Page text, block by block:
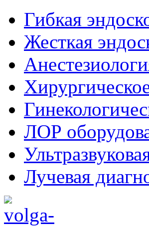
Гибкая
Жесткая
ЛОР
Лучевая